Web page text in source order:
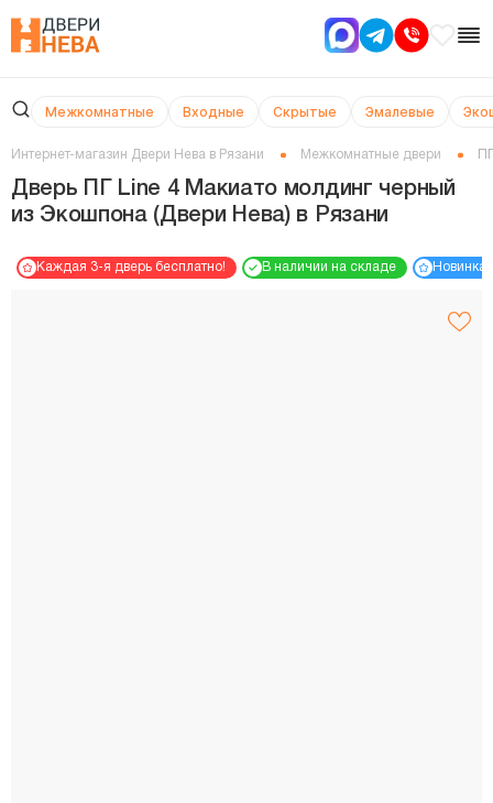
Межкомнатные Входные Скрытые Эмалевые
Интернет-магазин Двери Нева в Рязани Межкомнатные двери
Дверь ПГ Line 4 Макиато молдинг черный
из Экошпона (Двери Нева) в Рязани
Каждая 3-я дверь бесплатно! В наличии на складе Новинка